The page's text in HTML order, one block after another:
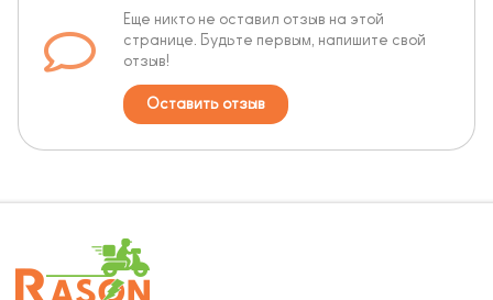
Еще никто не оставил отзыв на этой
странице. Будьте первым, напишите свой
отзыв!
Оставить отзыв